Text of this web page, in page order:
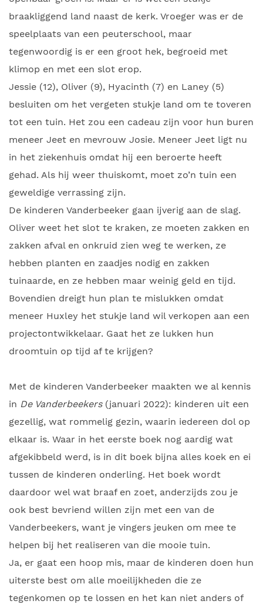
braakliggend land naast de kerk. Vroeger was er de
speelplaats van een peuterschool, maar
tegenwoordig is er een groot hek, begroeid met
klimop en met een slot erop.
Jessie (12), Oliver (9), Hyacinth (7) en Laney (5)
besluiten om het vergeten stukje land om te toveren
tot een tuin. Het zou een cadeau zijn voor hun buren
meneer Jeet en mevrouw Josie. Meneer Jeet ligt nu
in het ziekenhuis omdat hij een beroerte heeft
gehad. Als hij weer thuiskomt, moet zo’n tuin een
geweldige verrassing zijn.
De kinderen Vanderbeeker gaan ijverig aan de slag.
Oliver weet het slot te kraken, ze moeten zakken en
zakken afval en onkruid zien weg te werken, ze
hebben planten en zaadjes nodig en zakken
tuinaarde, en ze hebben maar weinig geld en tijd.
Bovendien dreigt hun plan te mislukken omdat
meneer Huxley het stukje land wil verkopen aan een
projectontwikkelaar. Gaat het ze lukken hun
droomtuin op tijd af te krijgen?
Met de kinderen Vanderbeeker maakten we al kennis
in De Vanderbeekers(januari 2022): kinderen uit een
gezellig, wat rommelig gezin, waarin iedereen dol op
elkaar is. Waar in het eerste boek nog aardig wat
afgekibbeld werd, is in dit boek bijna alles koek en ei
tussen de kinderen onderling. Het boek wordt
daardoor wel wat braaf en zoet, anderzijds zou je
ook best bevriend willen zijn met een van de
Vanderbeekers, want je vingers jeuken om mee te
helpen bij het realiseren van die mooie tuin.
Ja, er gaat een hoop mis, maar de kinderen doen hun
uiterste best om alle moeilijkheden die ze
tegenkomen op te lossen en het kan niet anders of